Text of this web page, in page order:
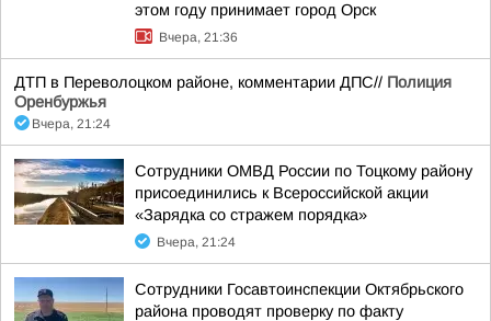
этом году принимает город Орск
Вчера, 21:36
ДТП в Переволоцком районе, комментарии ДПС// Полиция
Оренбуржья
Вчера, 21:24
Сотрудники ОМВД России по Тоцкому району
присоединились к Всероссийской акции
«Зарядка со стражем порядка»
Вчера, 21:24
Сотрудники Госавтоинспекции Октябрьского
района проводят проверку по факту